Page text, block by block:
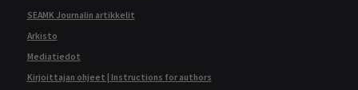
SEAMK Journalin artikkelit
Arkisto
Mediatiedot
Kirjoittajan ohjeet | Instructions for authors